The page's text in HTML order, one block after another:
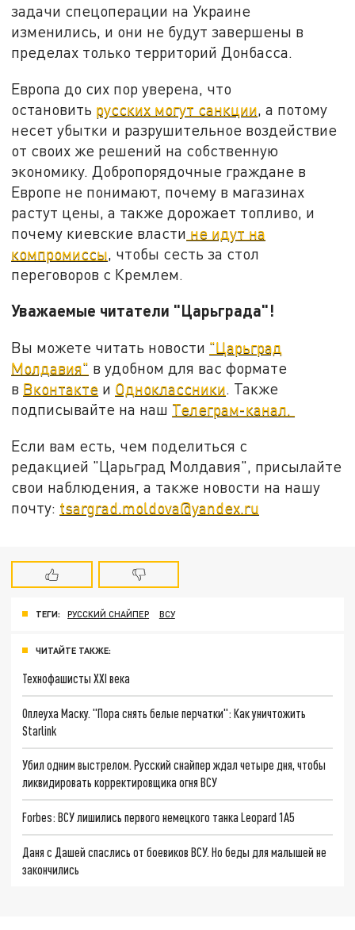
задачи спецоперации на Украине
изменились, и они не будут завершены в
пределах только территорий Донбасса.
Европа до сих пор уверена, что
остановить русских могут санкции , а потому
несет убытки и разрушительное воздействие
от своих же решений на собственную
экономику. Добропорядочные граждане в
Европе не понимают, почему в магазинах
растут цены, а также дорожает топливо, и
почему киевские власти не идут на
компромиссы , чтобы сесть за стол
переговоров с Кремлем.
Уважаемые читатели "Царьграда"!
Вы можете читать новости "Царьград
Молдавия" в удобном для вас формате
в Вконтакте и Одноклассники. Также
подписывайте на наш Телеграм-канал.
Если вам есть, чем поделиться с
редакцией "Царьград Молдавия", присылайте
свои наблюдения, а также новости на нашу
почту: tsargrad.moldova@yandex.ru
ТЕГИ: РУССКИЙ СНАЙПЕР ВСУ
ЧИТАЙТЕ ТАКЖЕ:
Технофашисты XXI века
Оплеуха Маску. "Пора снять белые перчатки": Как уничтожить
Starlink
Убил одним выстрелом. Русский снайпер ждал четыре дня, чтобы
ликвидировать корректировщика огня ВСУ
Forbes: ВСУ лишились первого немецкого танка Leopard 1A5
Даня с Дашей спаслись от боевиков ВСУ. Но беды для малышей не
закончились